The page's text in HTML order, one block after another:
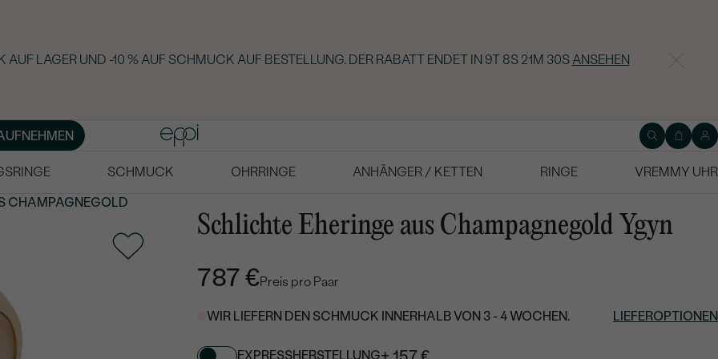
LAGER UND -10 % AUF SCHMUCK AUF BESTELLUNG. DER RABATT ENDET IN 9T 8S 21M 29SANSEHEN
SCHMUCK OHRRINGE ANHÄNGER / KETTEN RINGE
VREMMY UHR
CHAMPAGNEGOLD
Schlichte Eheringe aus Champagnegold Ygyn
787 €Preis pro Paar
WIR LIEFERN DEN SCHMUCK INNERHALB VON 3 - 4 WOCHEN. LIEFEROPTIONEN
EXPRESSHERSTELLUNG